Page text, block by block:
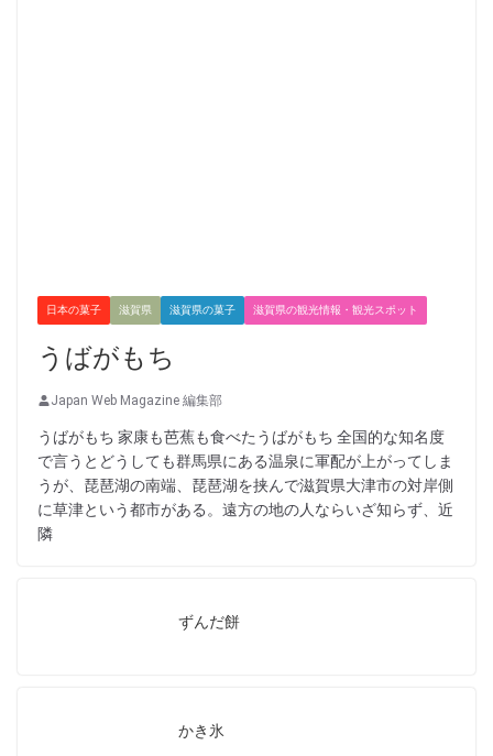
日本の菓子 滋賀県 滋賀県の菓子 滋賀県の観光情報・観光スポット
うばがもち
Japan Web Magazine 編集部
うばがもち 家康も芭蕉も食べたうばがもち 全国的な知名度
で言うとどうしても群馬県にある温泉に軍配が上がってしま
うが、琵琶湖の南端、琵琶湖を挟んで滋賀県大津市の対岸側
に草津という都市がある。遠方の地の人ならいざ知らず、近
隣
ずんだ餅
かき氷